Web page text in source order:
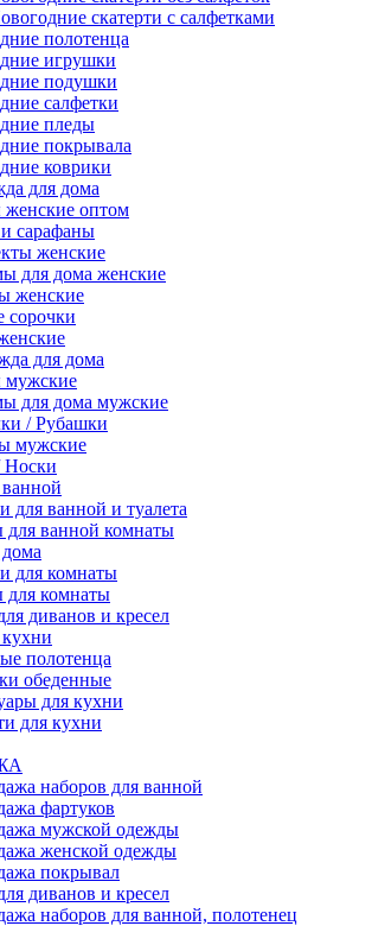
скатерти с салфетками
полотенца
игрушки
подушки
салфетки
пледы
покрывала
коврики
для дома
женские оптом
сарафаны
женские
для дома женские
женские
сорочки
для дома
мужские
для дома мужские
/ Рубашки
мужские
Носки
ванной
для ванной и туалета
ванной комнаты
для комнаты
для комнаты
диванов и кресел
кухни
полотенца
обеденные
для кухни
для кухни
наборов для ванной
фартуков
мужской одежды
женской одежды
покрывал
диванов и кресел
наборов для ванной, полотенец